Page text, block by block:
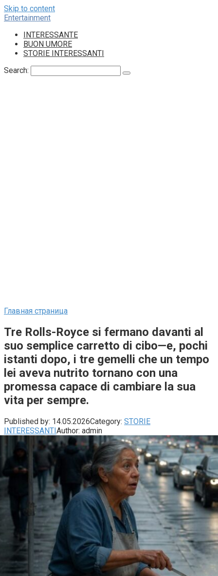
Skip to content
Entertainment
INTERESSANTE
BUON UMORE
STORIE INTERESSANTI
Search:
Главная страница
Tre Rolls-Royce si fermano davanti al
suo semplice carretto di cibo—e, pochi
istanti dopo, i tre gemelli che un tempo
lei aveva nutrito tornano con una
promessa capace di cambiare la sua
vita per sempre.
Published by: 14.05.2026Category: STORIE
INTERESSANTIAuthor: admin